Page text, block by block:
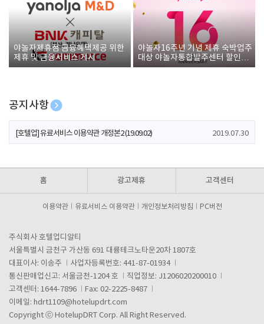
야놀자제휴점 금융혜택제공 위한
제휴 및 금융서비스 게시
야놀자16주년 기념 제휴 숙박업주
대상 야놀자통합발주센터 할인쿠
폰 증정
공지사항
[호텔업] 개인정보 처리방침 개정본1 (19.09.02)
[호텔업] 유료서비스 이용약관 개정본2 (19.09.02) 2019.07.30
홈 광고제휴 고객센터
이용약관 유료서비스 이용약관 개인정보처리방침 PC버전
주식회사 호텔업디알티
서울특별시 금천구 가산동 691 대륭테크노타운20차 1807호
대표이사: 이송주
사업자등록번호: 441-87-01934
통신판매업신고: 서울금천-1204 호
직업정보: J1206020200010
고객센터: 1644-7896
Fax: 02-2225-8487
이메일: hdrt1109@hotelupdrt.com
Copyright ⓒ HotelupDRT Corp. All Right Reserved.